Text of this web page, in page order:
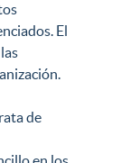
El
de